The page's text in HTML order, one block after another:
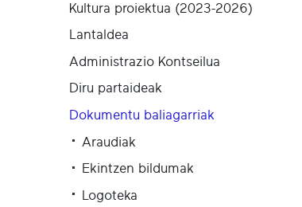
Kultura proiektua (2023-2026)
Lantaldea
Administrazio Kontseilua
Diru partaideak
Dokumentu baliagarriak
Araudiak
Ekintzen bildumak
Logoteka